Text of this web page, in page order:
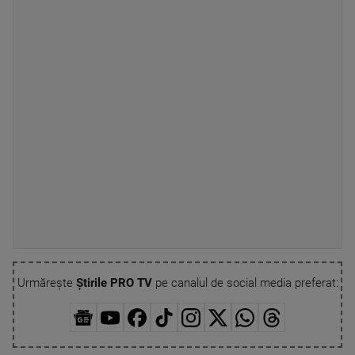
Urmărește Știrile PRO TVpe canalul de social media preferat: